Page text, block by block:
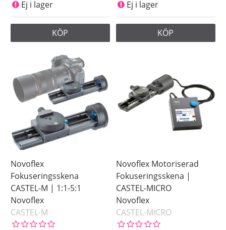
Ej i lager
KÖP
Ej i lager
KÖP
Novoflex
Fokuseringsskena
CASTEL-M | 1:1-5:1
Novoflex
CASTEL-M
Novoflex Motoriserad
Fokuseringsskena |
CASTEL-MICRO
Novoflex
CASTEL-MICRO